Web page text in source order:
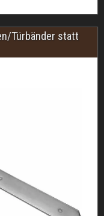
Türbänder statt